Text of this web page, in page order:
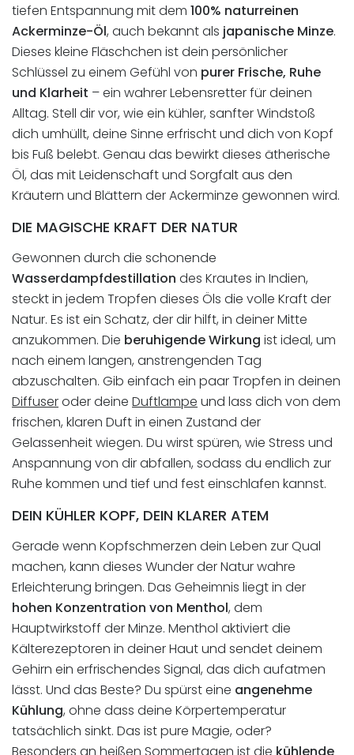
tiefen Entspannung mit dem 100% naturreinen
Ackerminze-Öl, auch bekannt als japanische Minze.
Dieses kleine Fläschchen ist dein persönlicher
Schlüssel zu einem Gefühl von purer Frische, Ruhe
und Klarheit – ein wahrer Lebensretter für deinen
Alltag. Stell dir vor, wie ein kühler, sanfter Windstoß
dich umhüllt, deine Sinne erfrischt und dich von Kopf
bis Fuß belebt. Genau das bewirkt dieses ätherische
Öl, das mit Leidenschaft und Sorgfalt aus den
Kräutern und Blättern der Ackerminze gewonnen wird.
DIE MAGISCHE KRAFT DER NATUR
Gewonnen durch die schonende
Wasserdampfdestillation des Krautes in Indien,
steckt in jedem Tropfen dieses Öls die volle Kraft der
Natur. Es ist ein Schatz, der dir hilft, in deiner Mitte
anzukommen. Die beruhigende Wirkung ist ideal, um
nach einem langen, anstrengenden Tag
abzuschalten. Gib einfach ein paar Tropfen in deinen
Diffuseroder deine Duftlampe und lass dich von dem
frischen, klaren Duft in einen Zustand der
Gelassenheit wiegen. Du wirst spüren, wie Stress und
Anspannung von dir abfallen, sodass du endlich zur
Ruhe kommen und tief und fest einschlafen kannst.
DEIN KÜHLER KOPF, DEIN KLARER ATEM
Gerade wenn Kopfschmerzen dein Leben zur Qual
machen, kann dieses Wunder der Natur wahre
Erleichterung bringen. Das Geheimnis liegt in der
hohen Konzentration von Menthol, dem
Hauptwirkstoff der Minze. Menthol aktiviert die
Kälterezeptoren in deiner Haut und sendet deinem
Gehirn ein erfrischendes Signal, das dich aufatmen
lässt. Und das Beste? Du spürst eine angenehme
Kühlung, ohne dass deine Körpertemperatur
tatsächlich sinkt. Das ist pure Magie, oder?
Besonders an heißen Sommertagen ist die kühlende